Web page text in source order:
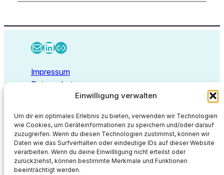
Einwilligung verwalten
Um dir ein optimales Erlebnis zu bieten, verwenden wir Technologien
wie Cookies, um Geräteinformationen zu speichern und/oder darauf
zuzugreifen. Wenn du diesen Technologien zustimmst, können wir
Daten wie das Surfverhalten oder eindeutige IDs auf dieser Website
verarbeiten. Wenn du deine Einwillligung nicht erteilst oder
zurückziehst, können bestimmte Merkmale und Funktionen
beeinträchtigt werden.
E-Mail LinkedIn Link
Impressum
Datenschutz
Deep Thoughts GmbH
Walbecker Straße 26
47638 Straelen